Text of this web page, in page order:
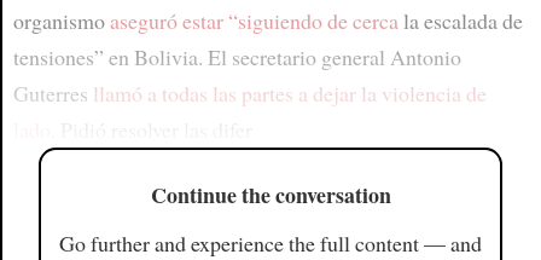
organismoaseguró estar “siguiendo de cercala escalada de
tensiones” en Bolivia. El secretario general Antonio
Guterres llamó a todas las partes a dejar la violencia de
Continue the conversation
Go further and experience the full content — and